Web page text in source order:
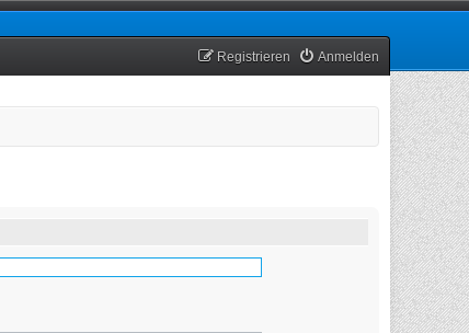
Anmelden
Registrieren